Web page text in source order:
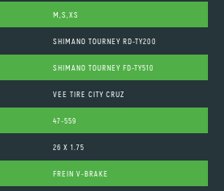
M,S,XS
SHIMANO TOURNEY RD-TY200
SHIMANO TOURNEY FD-TY510
VEE TIRE CITY CRUZ
47-559
26 X 1.75
FREIN V-BRAKE